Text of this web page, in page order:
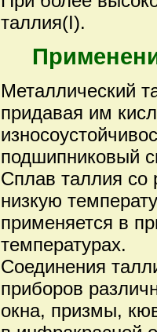
таллия(I).
Металлический
придавая им
подшипниковый
Сплав таллия со
низкую
применяется в
температурах.
Соединения
приборов
окна, призмы,